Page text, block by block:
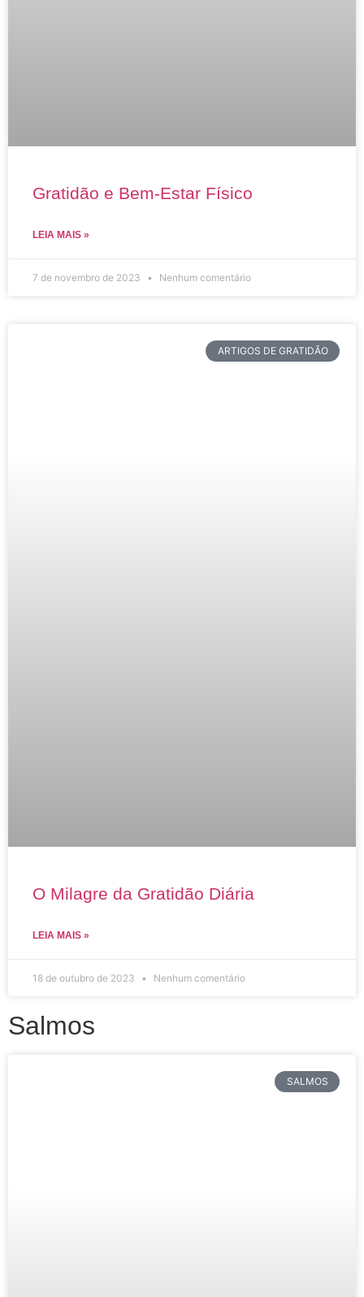
Gratidão e Bem-Estar Físico
LEIA MAIS »
7 de novembro de 2023 Nenhum comentário
ARTIGOS DE GRATIDÃO
O Milagre da Gratidão Diária
LEIA MAIS »
18 de outubro de 2023 Nenhum comentário
Salmos
SALMOS